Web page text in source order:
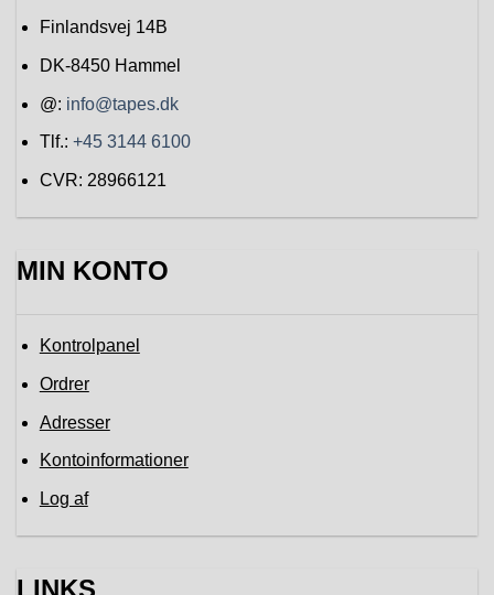
Finlandsvej 14B
DK-8450 Hammel
@: info@tapes.dk
Tlf.: +45 3144 6100
CVR: 28966121
MIN KONTO
Kontrolpanel
Ordrer
Adresser
Kontoinformationer
Log af
LINKS